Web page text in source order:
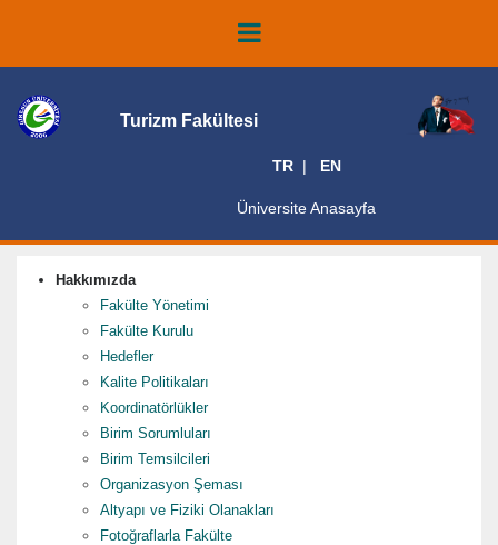
Turizm Fakültesi
TR EN
Üniversite Anasayfa
Hakkımızda
Fakülte Yönetimi
Fakülte Kurulu
Hedefler
Kalite Politikaları
Koordinatörlükler
Birim Sorumluları
Birim Temsilcileri
Organizasyon Şeması
Altyapı ve Fiziki Olanakları
Fotoğraflarla Fakülte